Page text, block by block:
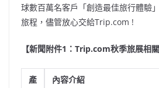
球數百萬名客戶「創造最佳旅行體驗
旅程，儘管放心交給Trip.com !
【新聞附件1 ： Trip.com秋季旅展相
產
內容介紹